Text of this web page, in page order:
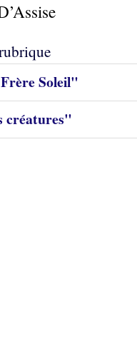
Soleil"
créatures"